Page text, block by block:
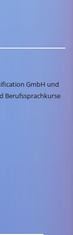
GmbH und
Berufssprachkurse